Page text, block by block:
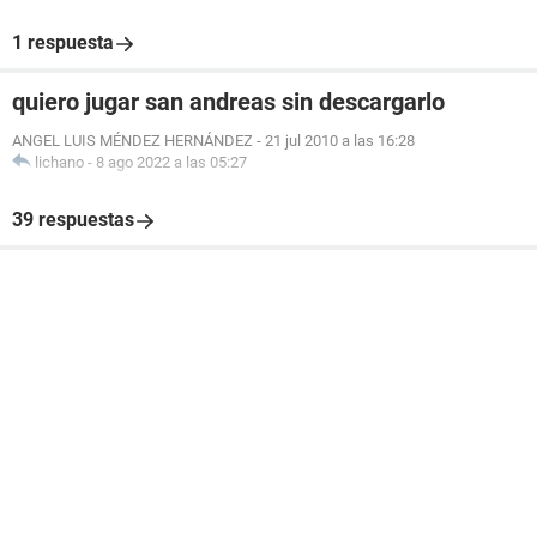
1 respuesta
quiero jugar san andreas sin descargarlo
ANGEL LUIS MÉNDEZ HERNÁNDEZ - 21 jul 2010 a las 16:28
lichano - 8 ago 2022 a las 05:27
39 respuestas